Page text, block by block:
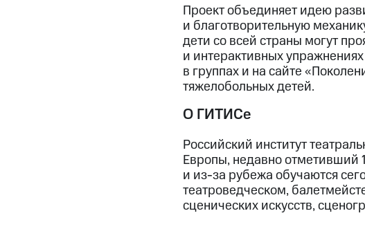
Проект объединяет идею
и благотворительную
дети со всей страны могут
и интерактивных
в группах и на сайте
тяжелобольных детей.
О ГИТИСе
Российский институт
Европы, недавно отметивший
и из-за рубежа обучаются
театроведческом,
сценических искусств,